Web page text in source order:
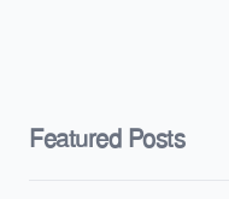
Featured Posts